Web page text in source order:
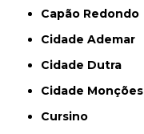
Capão Redondo
Cidade Ademar
Cidade Dutra
Cidade Monções
Cursino